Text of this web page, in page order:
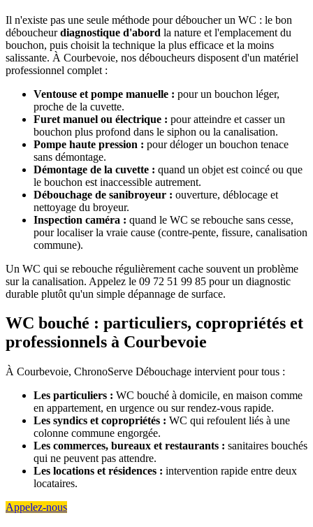
Il n'existe pas une seule méthode pour déboucher un WC : le bon
déboucheurdiagnostique d'abord la nature et l'emplacement du
bouchon, puis choisit la technique la plus efficace et la moins
salissante. À Courbevoie, nos déboucheurs disposent d'un matériel
professionnel complet :
Ventouse et pompe manuelle : pour un bouchon léger,
proche de la cuvette.
Furet manuel ou électrique : pour atteindre et casser un
bouchon plus profond dans le siphon ou la canalisation.
Pompe haute pression : pour déloger un bouchon tenace
sans démontage.
Démontage de la cuvette : quand un objet est coincé ou que
le bouchon est inaccessible autrement.
Débouchage de sanibroyeur : ouverture, déblocage et
nettoyage du broyeur.
Inspection caméra : quand le WC se rebouche sans cesse,
pour localiser la vraie cause (contre-pente, fissure, canalisation
commune).
Un WC qui se rebouche régulièrement cache souvent un problème
sur la canalisation. Appelez le 09 72 51 99 85 pour un diagnostic
durable plutôt qu'un simple dépannage de surface.
WC bouché : particuliers, copropriétés et
professionnels à Courbevoie
À Courbevoie, ChronoServe Débouchage intervient pour tous :
Les particuliers : WC bouché à domicile, en maison comme
en appartement, en urgence ou sur rendez-vous rapide.
Les syndics et copropriétés : WC qui refoulent liés à une
colonne commune engorgée.
Les commerces, bureaux et restaurants : sanitaires bouchés
qui ne peuvent pas attendre.
Les locations et résidences : intervention rapide entre deux
locataires.
Appelez-nous